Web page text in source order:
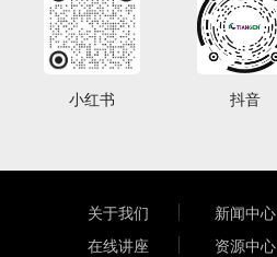
小红书 抖音
关于我们 新闻中心
在线讲座
资源中心